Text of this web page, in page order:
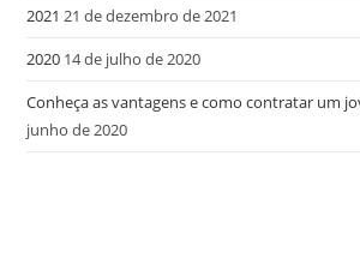
2021 21 de dezembro de 2021
2020 14 de julho de 2020
Conheça as vantagens e como contratar um
junho de 2020